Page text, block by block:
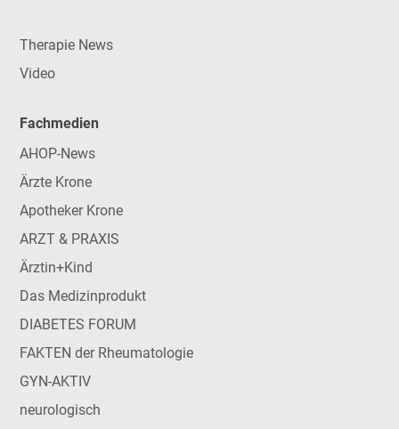
Therapie News
Video
Fachmedien
AHOP-News
Ärzte Krone
Apotheker Krone
ARZT & PRAXIS
Ärztin+Kind
Das Medizinprodukt
DIABETES FORUM
FAKTEN der Rheumatologie
GYN-AKTIV
neurologisch